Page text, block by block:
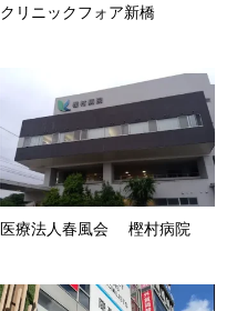
クリニックフォア新橋
医療法人春風会 樫村病院